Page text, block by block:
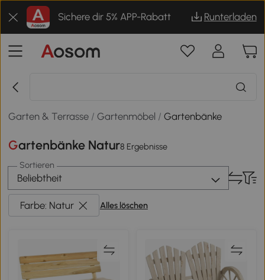
Sichere dir 5% APP-Rabatt Runterladen
Garten & Terrasse /Gartenmöbel /Gartenbänke
Gartenbänke Natur8 Ergebnisse
Sortieren
Beliebtheit
Farbe: Natur Alles löschen